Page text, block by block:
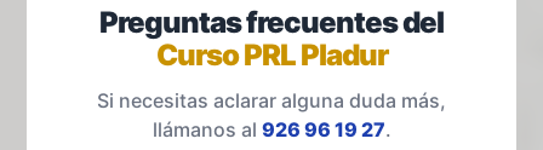
Preguntas frecuentes del
Curso PRL Pladur
Si necesitas aclarar alguna duda más,
llámanos al 926 96 19 27.